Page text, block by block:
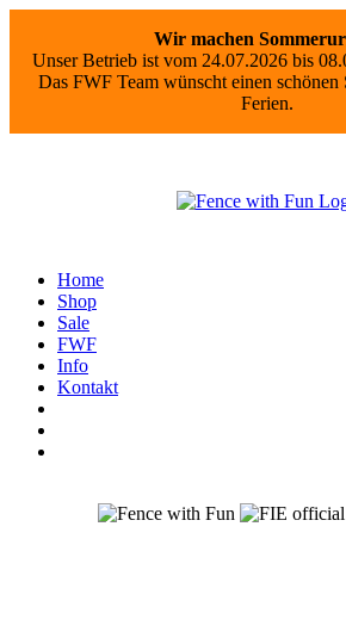
Wir machen
Unser Betrieb ist vom 24.07.2026 bis
Das FWF Team wünscht einen schönen
Ferien.
Home
Shop
Sale
FWF
Info
Kontakt